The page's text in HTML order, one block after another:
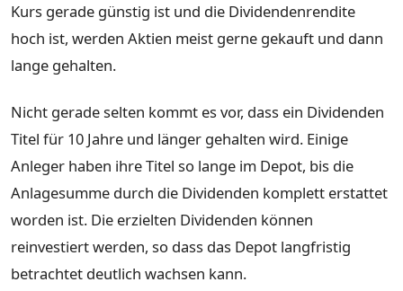
Kurs gerade günstig ist und die Dividendenrendite
hoch ist, werden Aktien meist gerne gekauft und dann
lange gehalten.
Nicht gerade selten kommt es vor, dass ein Dividenden
Titel für 10 Jahre und länger gehalten wird. Einige
Anleger haben ihre Titel so lange im Depot, bis die
Anlagesumme durch die Dividenden komplett erstattet
worden ist. Die erzielten Dividenden können
reinvestiert werden, so dass das Depot langfristig
betrachtet deutlich wachsen kann.